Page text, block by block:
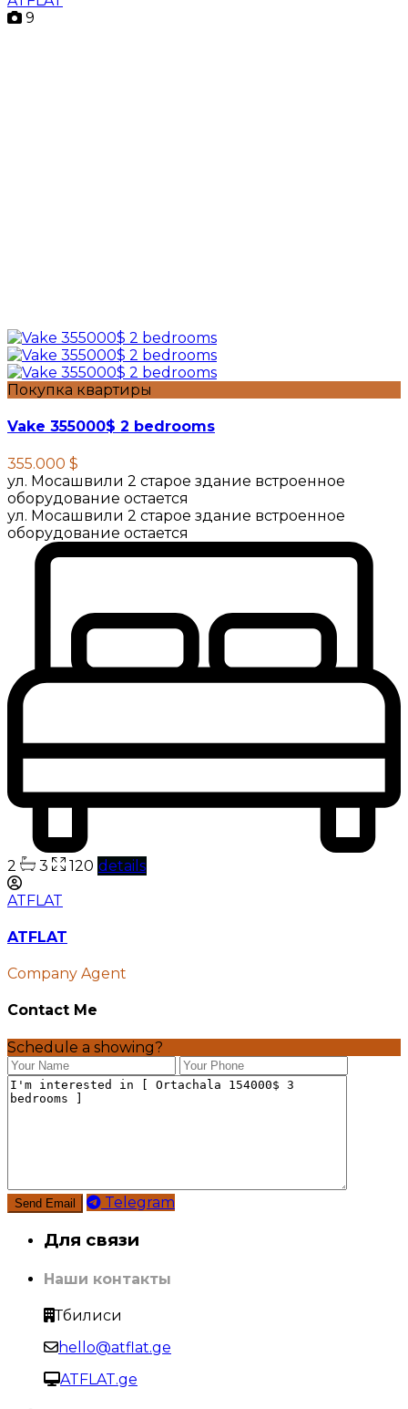
9
Покупка квартиры
Vake 355000$ 2 bedrooms
355.000 $
ул. Мосашвили 2 старое здание встроенное
оборудование остается
ул. Мосашвили 2 старое здание встроенное
оборудование остается
2 3 120 details
ATFLAT
ATFLAT
Company Agent
Contact Me
Schedule a showing?
Telegram
Для связи
Наши контакты
Тбилиси
hello@atflat.ge
ATFLAT.ge